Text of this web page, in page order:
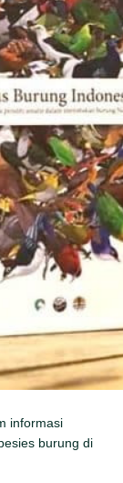
informasi
burung di